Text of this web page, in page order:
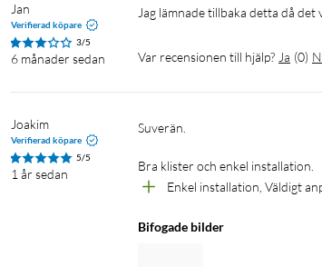
Jan
Verifierad köpare
3/5
6 månader sedan
Jag lämnade tillbaka detta då
Var recensionen till hjälp? Ja (0)
Joakim
Verifierad köpare
5/5
1 år sedan
Suverän.
Bra klister och enkel installation.
Enkel installation, Väldigt
Bifogade bilder